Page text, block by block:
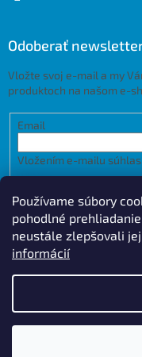
Používame súbory
pohodlné
neustále zlepšovali
informácií
Odoberať
Vložte svoj e-mail a my
produktoch na našom e-
Email
Vložením e-mailu
údajov
PRIHLÁSIŤ SA